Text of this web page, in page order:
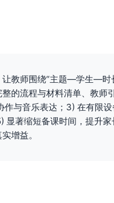
加速，老师以拍手或口令“
，再逐渐扩展到四拍
让教师围绕“主题—学生—
的流程与材料清单、教师
与音乐表达；3) 在有限设
著缩短备课时间，提升
增益。